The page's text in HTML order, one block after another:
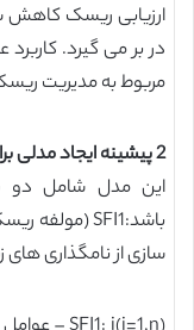
ارزیابی ریسک کاهش
در بر می گیرد.
مربوط به مدیریت
2 پیشینه ایجاد مدلی برای ارزیابی ریسک
سازی از نامگذاری